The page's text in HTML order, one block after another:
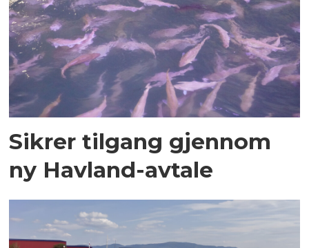
Sikrer tilgang gjennom
ny Havland-avtale